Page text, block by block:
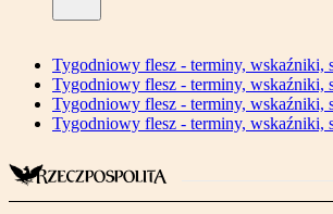
Tygodniowy flesz - terminy, wskaźniki,
Tygodniowy flesz - terminy, wskaźniki,
Tygodniowy flesz - terminy, wskaźniki,
Tygodniowy flesz - terminy, wskaźniki,